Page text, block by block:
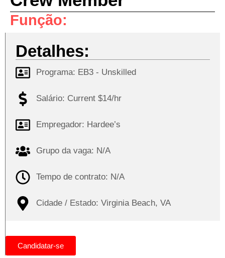
Função:
Detalhes:
Programa: EB3 - Unskilled
Salário: Current $14/hr
Empregador: Hardee’s
Grupo da vaga: N/A
Tempo de contrato: N/A
Cidade / Estado: Virginia Beach, VA
Candidatar-se